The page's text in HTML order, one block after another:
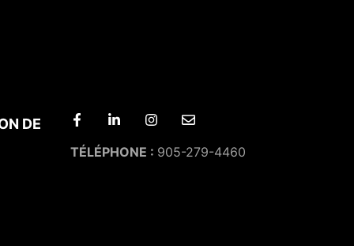
DE
TÉLÉPHONE : 905-279-4460